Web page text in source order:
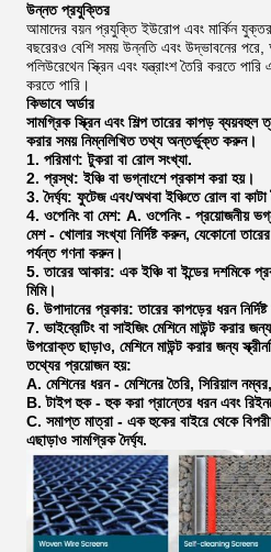
উন্নত প্রযুক্তির
আমাদের বয়ন প্রযুক্তি ইউরোপ এবং মার্কিন
বছরেরও বেশি সময় উন্নতি এবং উদ্ভাবনের পরে,
পলিউরেথেন স্ক্রিন এবং যন্ত্রাংশ তৈরি করতে
করতে পারি।
কিভাবে অর্ডার
সামগ্রিক স্ক্রিন এবং শিল্প তারের কাপড়
করার সময় নিম্নলিখিত তথ্য অন্তর্ভুক্ত করুন।
1. পরিমাণ: টুকরা বা রোল সংখ্যা.
2. প্রস্থ: ইঞ্চি বা ভগ্নাংশে প্রকাশ করা হয়।
3. দৈর্ঘ্য: ফুটেজ এবং/অথবা ইঞ্চিতে রোল বা কাটা
4. ওপেনিং বা মেশ: A. ওপেনিং - প্রয়োজনীয়
মেশ - খোলার সংখ্যা নির্দিষ্ট করুন, যেকোনো
পর্যন্ত গণনা করুন।
5. তারের আকার: এক ইঞ্চি বা ইন্ডের দশমিকে
মিমি।
6. উপাদানের প্রকার: তারের কাপড়ের ধরন
7. ভাইব্রেটিং বা সাইজিং মেশিনে মাউন্ট করার
উপরোক্ত ছাড়াও, মেশিনে মাউন্ট করার জন্য
তথ্যের প্রয়োজন হয়:
A. মেশিনের ধরন - মেশিনের তৈরি, সিরিয়াল
B. টাইপ হুক - হুক করা প্রান্তের ধরন এবং
C. সমাপ্ত মাত্রা - এক হুকের বাইরে থেকে
এছাড়াও সামগ্রিক দৈর্ঘ্য.